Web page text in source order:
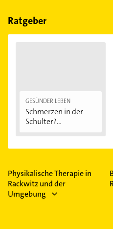
Feiertagen abweichen
Ratgeber
GESÜNDER LEBEN
Schmerzen in der
Schulter?
Physikalische Therapie in
Rackwitz und der
Umgebung